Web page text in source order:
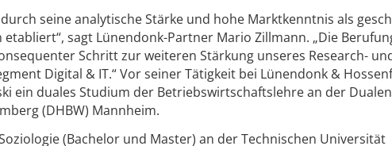
seine analytische Stärke und hohe Marktkenntnis als
sagt Lünendonk-Partner Mario Zillmann. „Die
Schritt zur weiteren Stärkung unseres Research-
Digital & IT.“ Vor seiner Tätigkeit bei Lünendonk &
ein duales Studium der Betriebswirtschaftslehre an der Dualen
(DHBW) Mannheim.
(Bachelor und Master) an der Technischen Universität